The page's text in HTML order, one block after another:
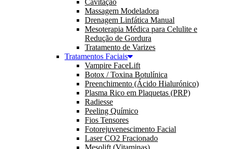
Massagem Modeladora
Drenagem Linfática Manual
Mesoterapia Médica para Celulite e
Redução de Gordura
Tratamento de Varizes
Tratamentos Faciais
Vampire FaceLift
Botox / Toxina Botulínica
Preenchimento (Ácido Hialurónico)
Plasma Rico em Plaquetas (PRP)
Radiesse
Peeling Químico
Fios Tensores
Fotorejuvenescimento Facial
Laser CO2 Fracionado
Mesolift (Vitaminas)